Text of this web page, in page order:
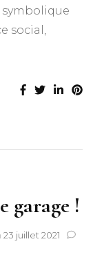
symbolique
social,
garage !
23 juillet 2021